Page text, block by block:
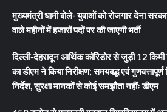
मुख्यमंत्री धामी बोले- युवाओं को रोजगार देना
वाले महीनों में हजारों पदों पर की जाएगी भर्ती
दिल्ली-देहरादून आर्थिक कॉरिडोर से जुड़ी 12 किमी
का डीएम ने किया निरीक्षण; समयबद्ध एवं
निर्देश, सुरक्षा मानकों से कोई समझौता नहींः डीएम